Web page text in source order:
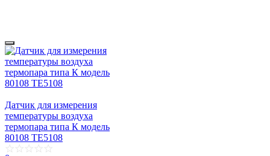
Датчик для измерения
температуры воздуха
термопара типа К модель
80108 TE5108